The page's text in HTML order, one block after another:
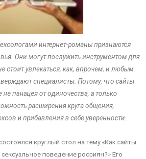
интернет-романы признаются
Они могут послужить инструментом для
стоит увлекаться, как, впрочем, и любым
специалисты. Потому, что сайты
панацея от одиночества, а только
расширения круга общения,
и прибавления в себе уверенности.
круглый стол на тему «Как сайты
поведение россиян?» Его